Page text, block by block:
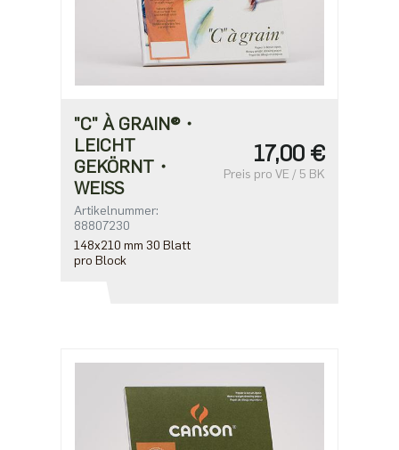
"C" À GRAIN®・
LEICHT
GEKÖRNT・
WEISS
Artikelnummer:
88807230
148x210 mm 30 Blatt
pro Block
17,00 €
Preis pro VE / 5 BK